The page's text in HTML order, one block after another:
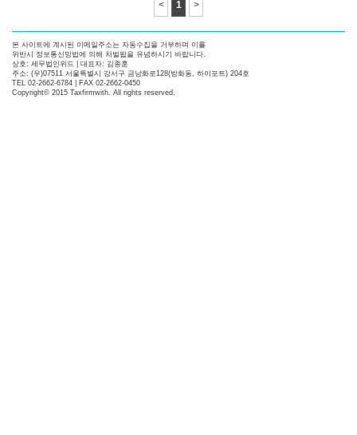
< 1 >
본 사이트에 계시된 이메일주소는 자동수집을 거부하며 이를
위반시 정보통신망법에 의해 처벌됩을 유념하시기 바랍니다.
상호: 세무법인위드 | 대표자: 김종훈
주소: (우)07511 서울특별시 강서구 금낭화로128(방화동, 하이포트) 204호
TEL 02-2662-6784 | FAX 02-2662-0450
Copyright© 2015 Taxfirmwith. All rights reserved.